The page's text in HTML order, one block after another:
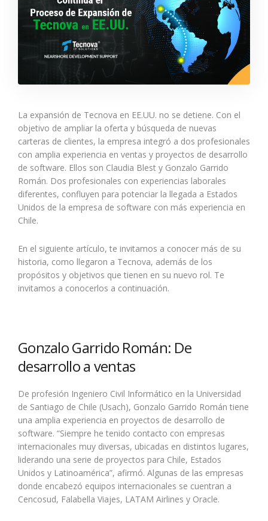
La expansión de Tecnova en EE.UU. no se detiene. Con el
objetivo de ampliar la oferta y búsqueda de nuevas
carteras de clientes, la empresa integró a dos profesionales
con amplia experiencia en ventas y proyectos de desarrollo
de software. Ellos son Claudia Blest y Gonzalo Garrido
Román. Dos profesionales con experiencias laborales
diferentes, confluyen para potenciar la llegada a Estados
Unidos de la empresa de software con más experiencia en
Chile.
En el siguiente artículo, te invitamos a conocer más de su
historia, como llegaron a Tecnova, además de los
propósitos y objetivos que tienen en su nuevo rol. Te
invitamos a conocerlos a continuación.
Gonzalo Garrido Román: De
desarrollo a ventas
De profesión Ingeniero Civil Informático en la Universidad
de Santiago de Chile (Usach), Gonzalo Garrido Román tiene
una amplia experiencia en proyectos de desarrollo de
software. “Siempre he tenido contacto con empresas
internacionales muy diversas, ubicadas en distintos lugares,
liderando una serie de proyectos para Chile, Estados
Unidos y Latinoamérica”, afirmó. Algunas de las empresas
donde encabezó equipos internacionales se cuentran a
Cencosud, Falabella Viajes, LATAM Airlines y Oracle.